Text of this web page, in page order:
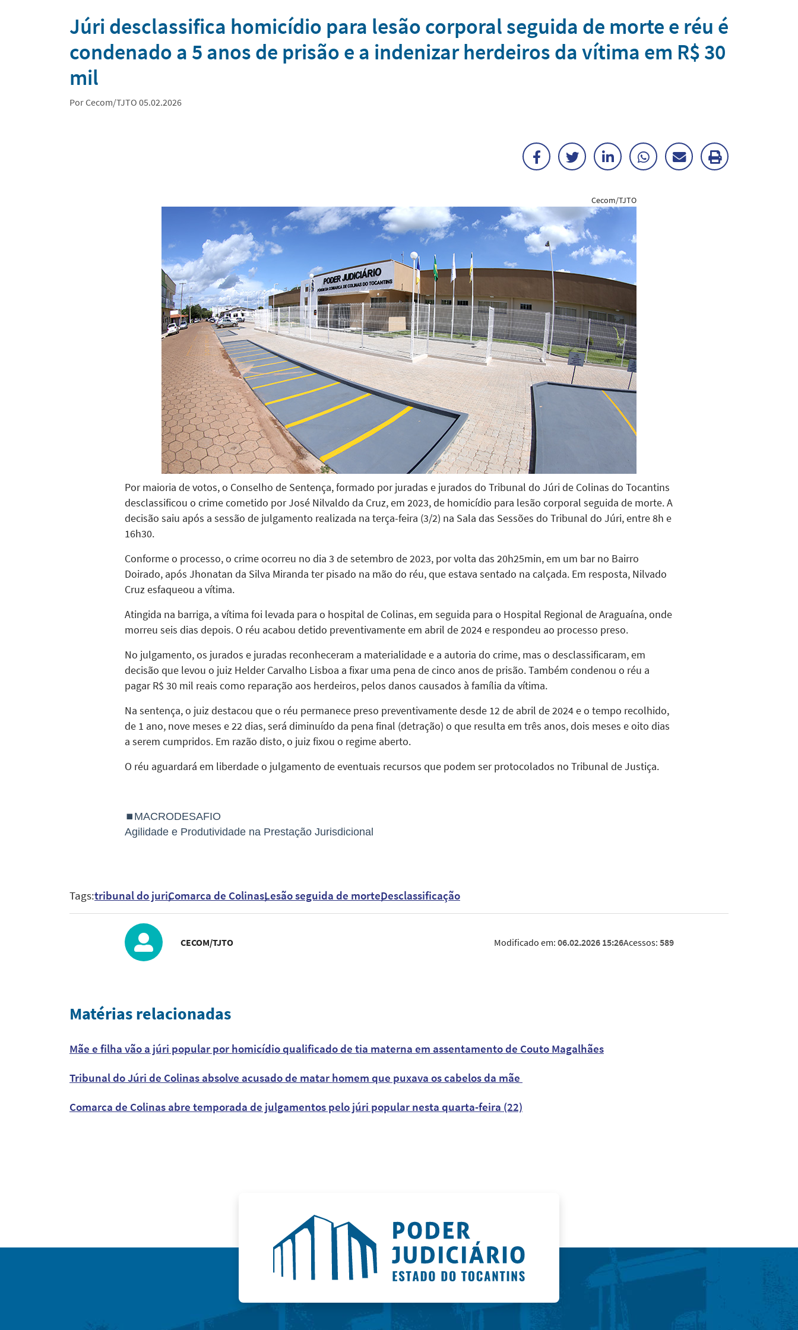
Notícias
Júri desclassifica homicídio para lesão corporal seguida de morte e réu é
condenado a 5 anos de prisão e a indenizar herdeiros da vítima em R$ 30
mil
Por Cecom/TJTO 05.02.2026
FacebookTwitterLinkedInWhatsAppEnviarImprimir
Cecom/TJTO
Por maioria de votos, o Conselho de Sentença, formado por juradas e jurados do Tribunal do Júri de Colinas do Tocantins
desclassificou o crime cometido por José Nilvaldo da Cruz, em 2023, de homicídio para lesão corporal seguida de morte. A
decisão saiu após a sessão de julgamento realizada na terça-feira (3/2) na Sala das Sessões do Tribunal do Júri, entre 8h e
16h30.
Conforme o processo, o crime ocorreu no dia 3 de setembro de 2023, por volta das 20h25min, em um bar no Bairro
Doirado, após Jhonatan da Silva Miranda ter pisado na mão do réu, que estava sentado na calçada. Em resposta, Nilvado
Cruz esfaqueou a vítima.
Atingida na barriga, a vítima foi levada para o hospital de Colinas, em seguida para o Hospital Regional de Araguaína, onde
morreu seis dias depois. O réu acabou detido preventivamente em abril de 2024 e respondeu ao processo preso.
No julgamento, os jurados e juradas reconheceram a materialidade e a autoria do crime, mas o desclassificaram, em
decisão que levou o juiz Helder Carvalho Lisboa a fixar uma pena de cinco anos de prisão. Também condenou o réu a
pagar R$ 30 mil reais como reparação aos herdeiros, pelos danos causados à família da vítima.
Na sentença, o juiz destacou que o réu permanece preso preventivamente desde 12 de abril de 2024 e o tempo recolhido,
de 1 ano, nove meses e 22 dias, será diminuído da pena final (detração) o que resulta em três anos, dois meses e oito dias
a serem cumpridos. Em razão disto, o juiz fixou o regime aberto.
O réu aguardará em liberdade o julgamento de eventuais recursos que podem ser protocolados no Tribunal de Justiça.
⏹MACRODESAFIO
Agilidade e Produtividade na Prestação Jurisdicional
Tags:tribunal do juriComarca de ColinasLesão seguida de morteDesclassificação
CECOM/TJTO Modificado em: 06.02.2026 15:26Acessos: 589
Matérias relacionadas
Mãe e filha vão a júri popular por homicídio qualificado de tia materna em assentamento de Couto Magalhães
Tribunal do Júri de Colinas absolve acusado de matar homem que puxava os cabelos da mãe
Comarca de Colinas abre temporada de julgamentos pelo júri popular nesta quarta-feira (22)